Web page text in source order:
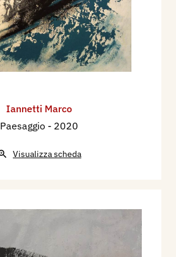
Iannetti Marco
Paesaggio - 2020
Visualizza scheda